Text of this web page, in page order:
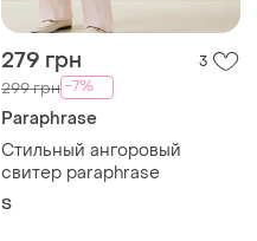
279 грн 3
299 грн -7%
Paraphrase
Стильный ангоровый
свитер paraphrase
S